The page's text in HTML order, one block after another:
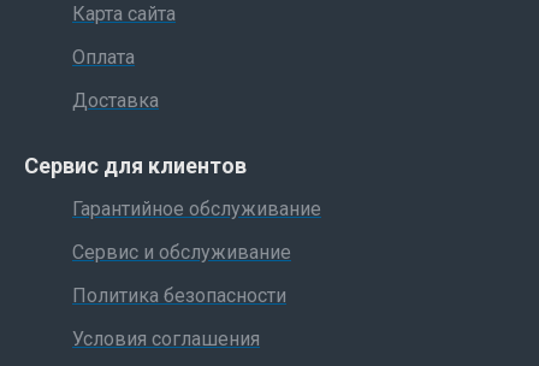
Карта сайта
Оплата
Доставка
Сервис для клиентов
Гарантийное обслуживание
Сервис и обслуживание
Политика безопасности
Условия соглашения